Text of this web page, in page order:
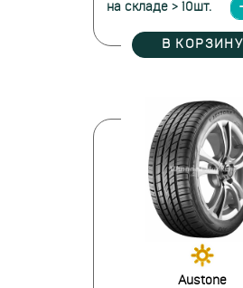
на складе > 10шт.
В КОРЗИНУ
Austone